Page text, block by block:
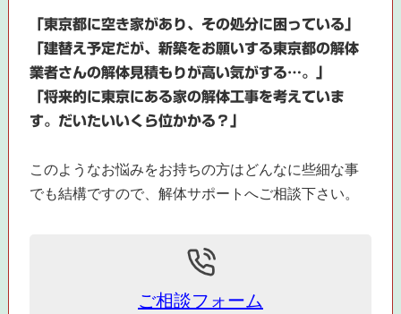
「東京都に空き家があり、その処分に困っている」
「建替え予定だが、新築をお願いする東京都の解体
業者さんの解体見積もりが高い気がする…。」
「将来的に東京にある家の解体工事を考えていま
す。だいたいいくら位かかる？」
このようなお悩みをお持ちの方はどんなに些細な事
でも結構ですので、解体サポートへご相談下さい。
ご相談フォーム